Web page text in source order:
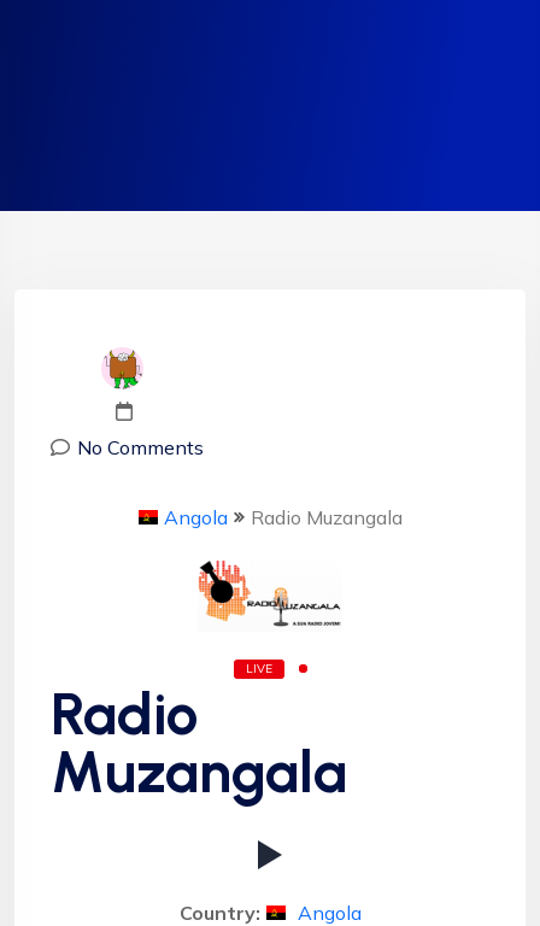
No Comments
Angola Radio Muzangala
LIVE
Radio
Muzangala
Country:
Angola